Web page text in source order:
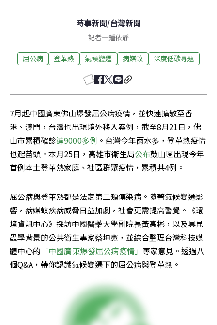
時事新聞/台灣新聞
記者—鍾依靜
屈公病 登革熱 氣候變遷 病媒蚊 深度低碳專題
7月起中國廣東佛山爆發屈公病疫情，並快速擴散至香
港、澳門，台灣也出現境外移入案例，截至8月21日，佛
山市累積確診達9000多例 。台灣今年雨水多，登革熱疫情
也起苗頭。本月25日，高雄市衛生局公布鼓山區出現今年
首例本土登革熱家庭、社區群聚疫情，累積共4例。
屈公病與登革熱都是法定第二類傳染病。隨著氣候變遷影
響，病媒蚊疾病威脅日益加劇，社會更需提高警覺。《環
境資訊中心》採訪中國醫藥大學副院長黃高彬，以及具昆
蟲學背景的公共衛生專家蔡坤憲，並綜合整理台灣科技媒
體中心的 「中國廣東爆發屈公病疫情」 專家意見。透過八
個Q&A，帶你認識氣候變遷下的屈公病與登革熱。